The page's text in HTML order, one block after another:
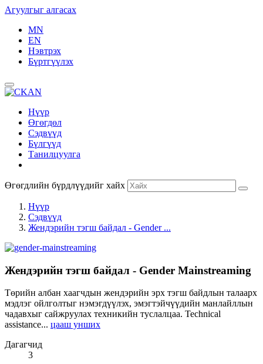
Агуулгыг алгасах
MN
EN
Нэвтрэх
Бүртгүүлэх
Нүүр
Өгөгдөл
Сэдвүүд
Бүлгүүд
Танилцуулга
Өгөгдлийн бүрдлүүдийг хайх
Нүүр
Сэдвүүд
Жендэрийн тэгш байдал - Gender ...
Жендэрийн тэгш байдал - Gender Mainstreaming
Төрийн албан хаагчдын жендэрийн эрх тэгш байдлын талаарх
мэдлэг ойлголтыг нэмэгдүүлэх, эмэгтэйчүүдийн манлайллын
чадавхыг сайжруулах техникийн туслалцаа. Technical
assistance... цааш унших
Дагагчид
3